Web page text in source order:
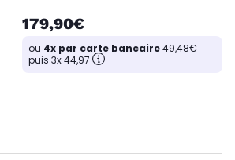
179,90€
ou 4x par carte bancaire49,48€
puis 3x 44,97